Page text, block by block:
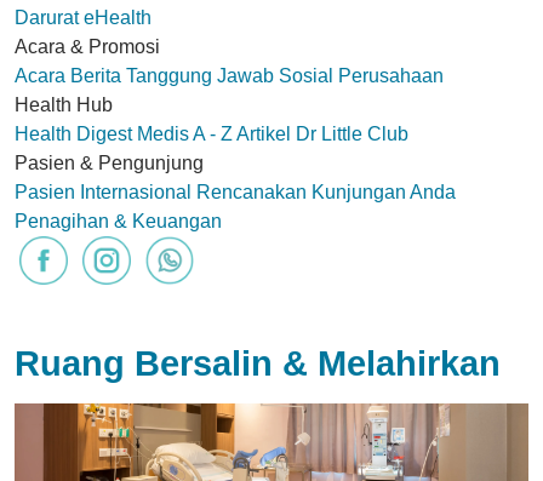
Darurat eHealth
Acara & Promosi
Acara Berita Tanggung Jawab Sosial Perusahaan
Health Hub
Health Digest Medis A - Z Artikel Dr Little Club
Pasien & Pengunjung
Pasien Internasional
Rencanakan Kunjungan Anda
Penagihan & Keuangan
Ruang Bersalin & Melahirkan